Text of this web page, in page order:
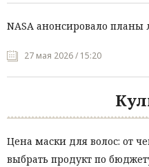
NASA анонсировало планы
27 мая 2026 / 15:20
Цена маски для волос: от
выбрать продукт по